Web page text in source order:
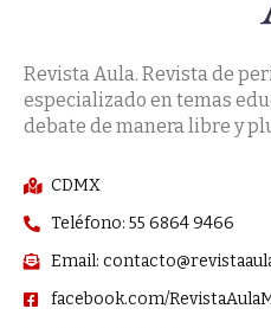
Revista Aula. Revista de
especializado en temas
debate de manera libre y
CDMX
Teléfono: 55 6864 9466
Email:
facebook.com/